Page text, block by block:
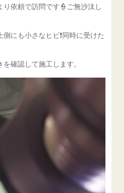
依頼で訪問です👮ご無沙汰し
にも小さなヒビ❗同時に受けた
確認して施工します。